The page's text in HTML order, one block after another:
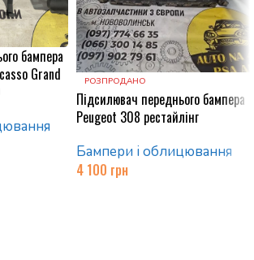
бампера
Grand
РОЗПРОДАНО
Підсилювач переднього бампера
Peugeot 308 рестайлінг
Бампери і облицювання
4 100 грн